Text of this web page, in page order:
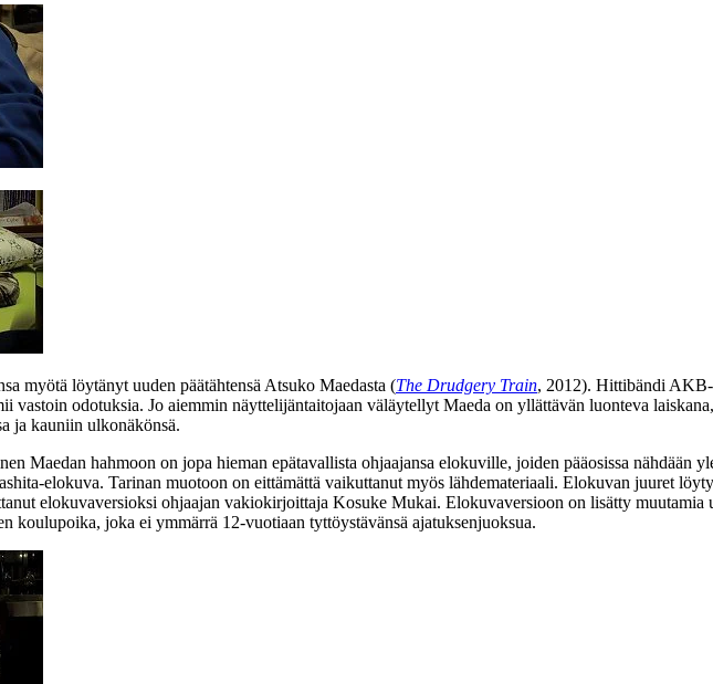
myötä löytänyt uuden päätähtensä Atsuko Maedasta (The Drudgery Train, 2012). Hittibändi
vastoin odotuksia. Jo aiemmin näyttelijäntaitojaan väläytellyt Maeda on yllättävän luonteva
ja kauniin ulkonäkönsä.
Maedan hahmoon on jopa hieman epätavallista ohjaajansa elokuville, joiden pääosissa nähdään
elokuva. Tarinan muotoon on eittämättä vaikuttanut myös lähdemateriaali. Elokuvan juuret
elokuvaversioksi ohjaajan vakiokirjoittaja Kosuke Mukai. Elokuvaversioon on lisätty muutamia
koulupoika, joka ei ymmärrä 12‑vuotiaan tyttöystävänsä ajatuksenjuoksua.